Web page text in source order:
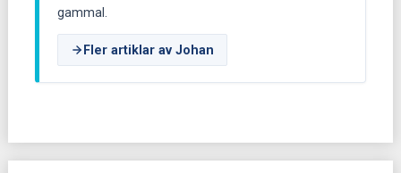
gammal.
Fler artiklar av Johan